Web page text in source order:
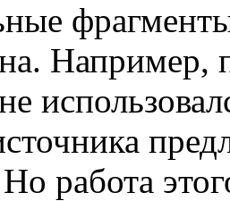
Например,
работа